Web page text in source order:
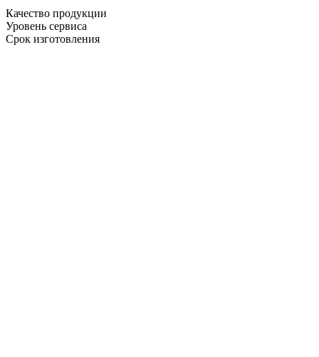
Качество продукции
Уровень сервиса
Срок изготовления